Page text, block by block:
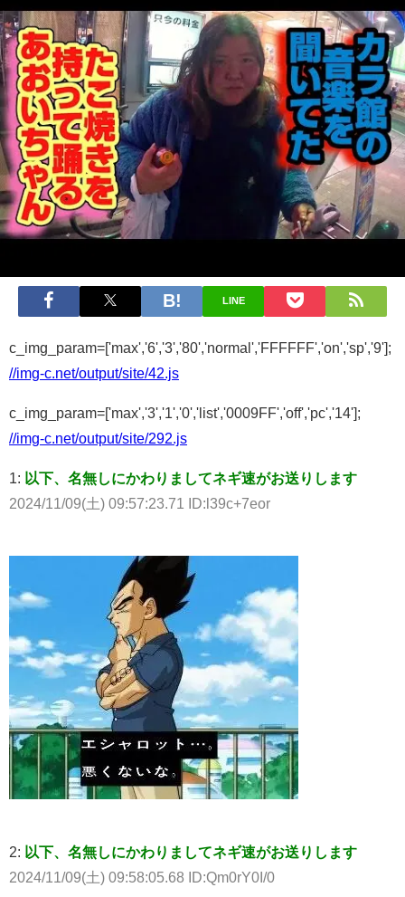
LINE
c_img_param=['max','6','3','80','normal','FFFFFF','on','sp','9'];
//img-c.net/output/site/42.js
c_img_param=['max','3','1','0','list','0009FF','off','pc','14'];
//img-c.net/output/site/292.js
1: 以下、名無しにかわりましてネギ速がお送りします
2024/11/09(土) 09:57:23.71 ID:l39c+7eor
2: 以下、名無しにかわりましてネギ速がお送りします
2024/11/09(土) 09:58:05.68 ID:Qm0rY0I/0